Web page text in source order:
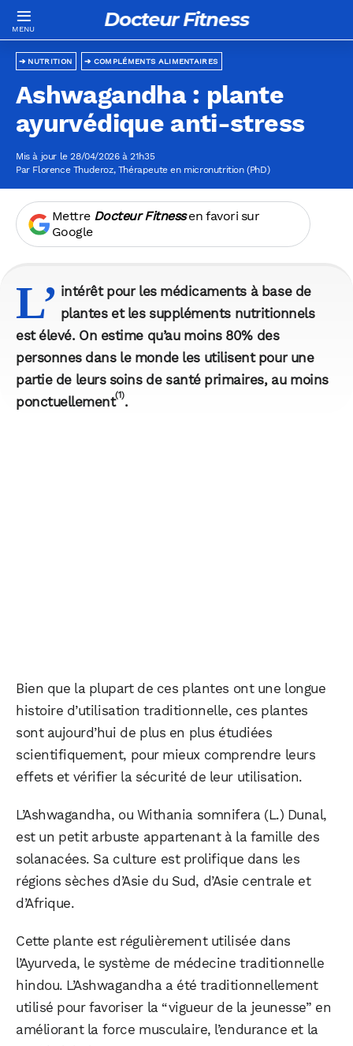
Docteur Fitness
COMPLÉMENTS ALIMENTAIRES
NUTRITION
Ashwagandha : plante
ayurvédique anti-stress
Mis à jour le 28/04/2026 à 21h35
Par Florence Thuderoz, Thérapeute en micronutrition (PhD)
Mettre Docteur Fitnessen favori sur
Google
L’ intérêt pour les médicaments à base de
plantes et les suppléments nutritionnels
est élevé. On estime qu’au moins 80% des
personnes dans le monde les utilisent pour une
partie de leurs soins de santé primaires, au moins
ponctuellement(1).
Bien que la plupart de ces plantes ont une longue
histoire d’utilisation traditionnelle, ces plantes
sont aujourd’hui de plus en plus étudiées
scientifiquement, pour mieux comprendre leurs
effets et vérifier la sécurité de leur utilisation.
L’Ashwagandha, ou Withania somnifera (L.) Dunal,
est un petit arbuste appartenant à la famille des
solanacées. Sa culture est prolifique dans les
régions sèches d’Asie du Sud, d’Asie centrale et
d’Afrique.
Cette plante est régulièrement utilisée dans
l’Ayurveda, le système de médecine traditionnelle
hindou. L’Ashwagandha a été traditionnellement
utilisé pour favoriser la “vigueur de la jeunesse” en
améliorant la force musculaire, l’endurance et la